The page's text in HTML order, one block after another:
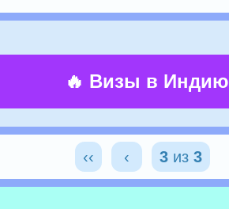
🔥 Визы в Индию
‹‹ ‹ 3из 3